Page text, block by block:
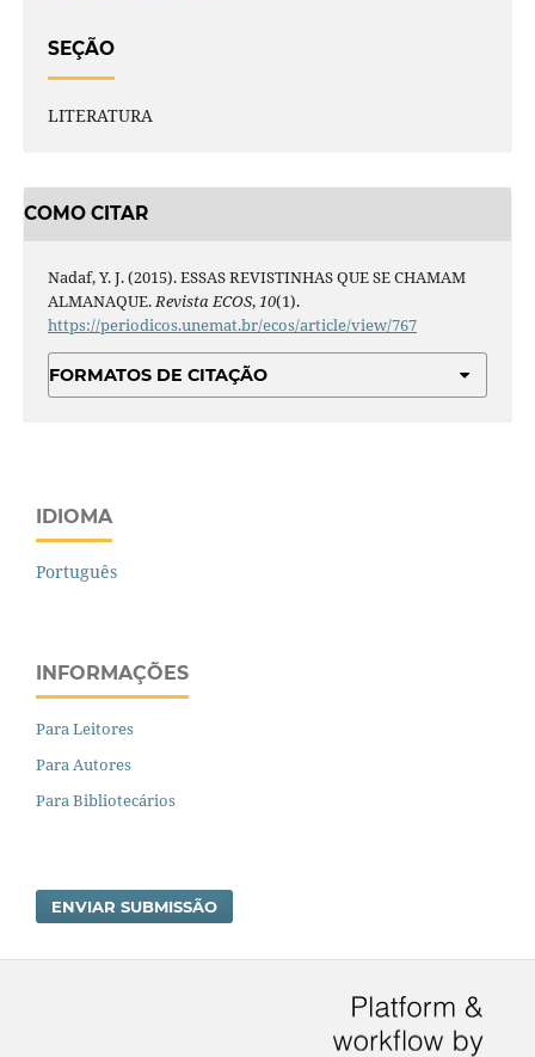
SEÇÃO
LITERATURA
COMO CITAR
Nadaf, Y. J. (2015). ESSAS REVISTINHAS QUE SE CHAMAM
ALMANAQUE.Revista ECOS,10(1).
https://periodicos.unemat.br/ecos/article/view/767
FORMATOS DE CITAÇÃO
IDIOMA
Português
INFORMAÇÕES
Para Leitores
Para Autores
Para Bibliotecários
ENVIAR SUBMISSÃO